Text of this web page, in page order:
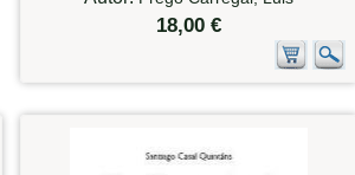
18,00 €